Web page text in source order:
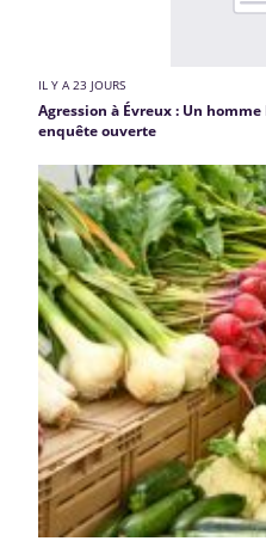
IL Y A 23 JOURS
Agression à Évreux : Un
enquête ouverte